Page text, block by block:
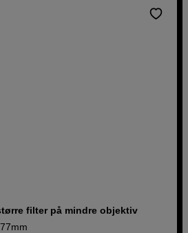
filter på mindre objektiv